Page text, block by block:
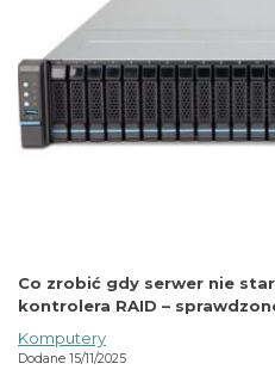
Co zrobić gdy serwer nie
kontrolera RAID –
Komputery
Dodane 15/11/2025